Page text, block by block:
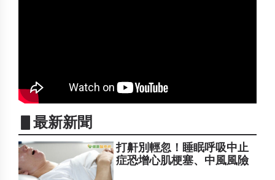
▋最新新聞
打鼾別輕忽！睡眠呼吸中止
症恐增心肌梗塞、中風風險